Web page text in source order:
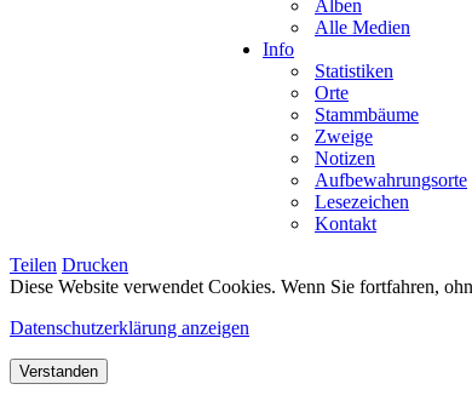
Alben
Alle Medien
Info
Statistiken
Orte
Stammbäume
Zweige
Notizen
Aufbewahrungsorte
Lesezeichen
Kontakt
Teilen Drucken
Diese Website verwendet Cookies. Wenn Sie fortfahren,
Datenschutzerklärung anzeigen
Verstanden